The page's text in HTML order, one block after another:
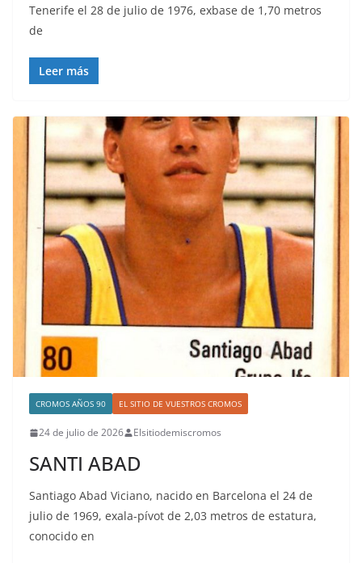
Tenerife el 28 de julio de 1976, exbase de 1,70 metros
de
Leer más
CROMOS AÑOS 90 EL SITIO DE VUESTROS CROMOS
24 de julio de 2026 Elsitiodemiscromos
SANTI ABAD
Santiago Abad Viciano, nacido en Barcelona el 24 de
julio de 1969, exala-pívot de 2,03 metros de estatura,
conocido en